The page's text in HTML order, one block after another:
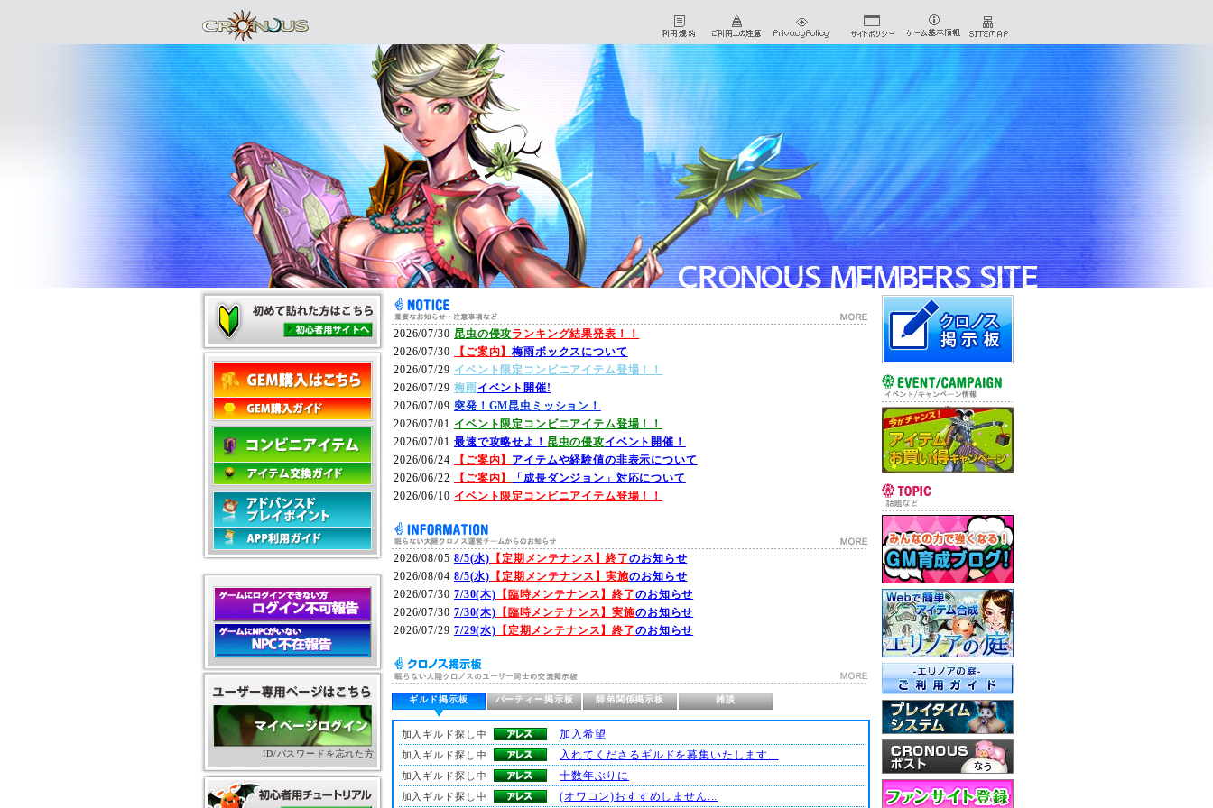
ID/パスワードを忘れた方
2026/07/30 昆虫の侵攻ランキング結果発表！！
2026/07/30
【ご案内】梅雨ボックスについて
2026/07/29 イベント限定コンビニアイテム登場！！
2026/07/29 梅雨イベント開催!
2026/07/09 突発！GM昆虫ミッション！
2026/07/01 イベント限定コンビニアイテム登場！！
2026/07/01 最速で攻略せよ！ 昆虫の侵攻イベント開催！
2026/06/24
【ご案内】 アイテムや経験値の非表示について
2026/06/22
【ご案内】
「成長ダンジョン」対応について
2026/06/10 イベント限定コンビニアイテム登場！！
2026/08/05 8/5(水) 【定期メンテナンス】終了のお知らせ
2026/08/04 8/5(水) 【定期メンテナンス】実施のお知らせ
2026/07/30 7/30(木) 【臨時メンテナンス】終了のお知らせ
2026/07/30 7/30(木) 【臨時メンテナンス】実施のお知らせ
2026/07/29 7/29(水) 【定期メンテナンス】終了のお知らせ
ギルド掲示板 パーティー掲示板 師弟関係掲示板 雑談
加入ギルド探し中 加入希望
加入ギルド探し中 入れてくださるギルドを募集いたします...
加入ギルド探し中 十数年ぶりに
加入ギルド探し中 (オワコン)おすすめしません...